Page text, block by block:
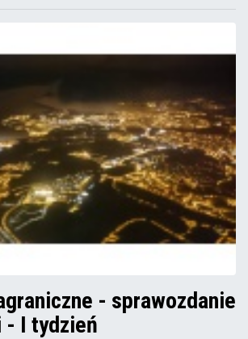
- sprawozdanie
- I tydzień